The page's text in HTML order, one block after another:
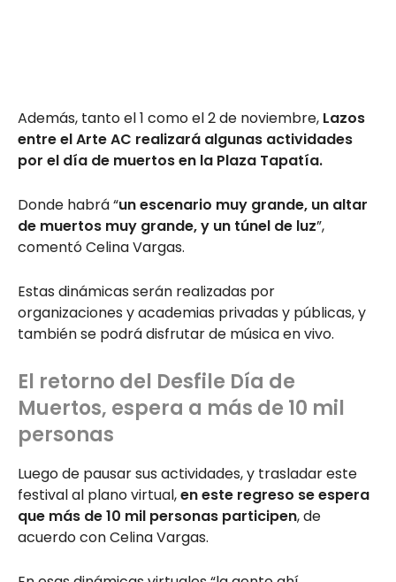
Además, tanto el 1 como el 2 de noviembre, Lazos
entre el Arte AC realizará algunas actividades
por el día de muertos en la Plaza Tapatía.
Donde habrá “un escenario muy grande, un altar
de muertos muy grande, y un túnel de luz”,
comentó Celina Vargas.
Estas dinámicas serán realizadas por
organizaciones y academias privadas y públicas, y
también se podrá disfrutar de música en vivo.
El retorno del Desfile Día de
Muertos, espera a más de 10 mil
personas
Luego de pausar sus actividades, y trasladar este
festival al plano virtual,en este regreso se espera
que más de 10 mil personas participen, de
acuerdo con Celina Vargas.